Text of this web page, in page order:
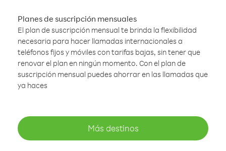
Planes de suscripción mensuales
El plan de suscripción mensual te brinda la flexibilidad
necesaria para hacer llamadas internacionales a
teléfonos fijos y móviles con tarifas bajas, sin tener que
renovar el plan en ningún momento. Con el plan de
suscripción mensual puedes ahorrar en las llamadas que
ya haces
Más destinos